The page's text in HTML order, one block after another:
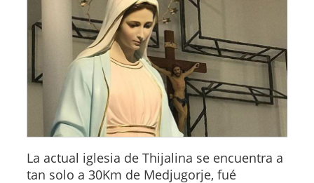
La actual iglesia de Thijalina se encuentra a
tan solo a 30Km de Medjugorje, fué